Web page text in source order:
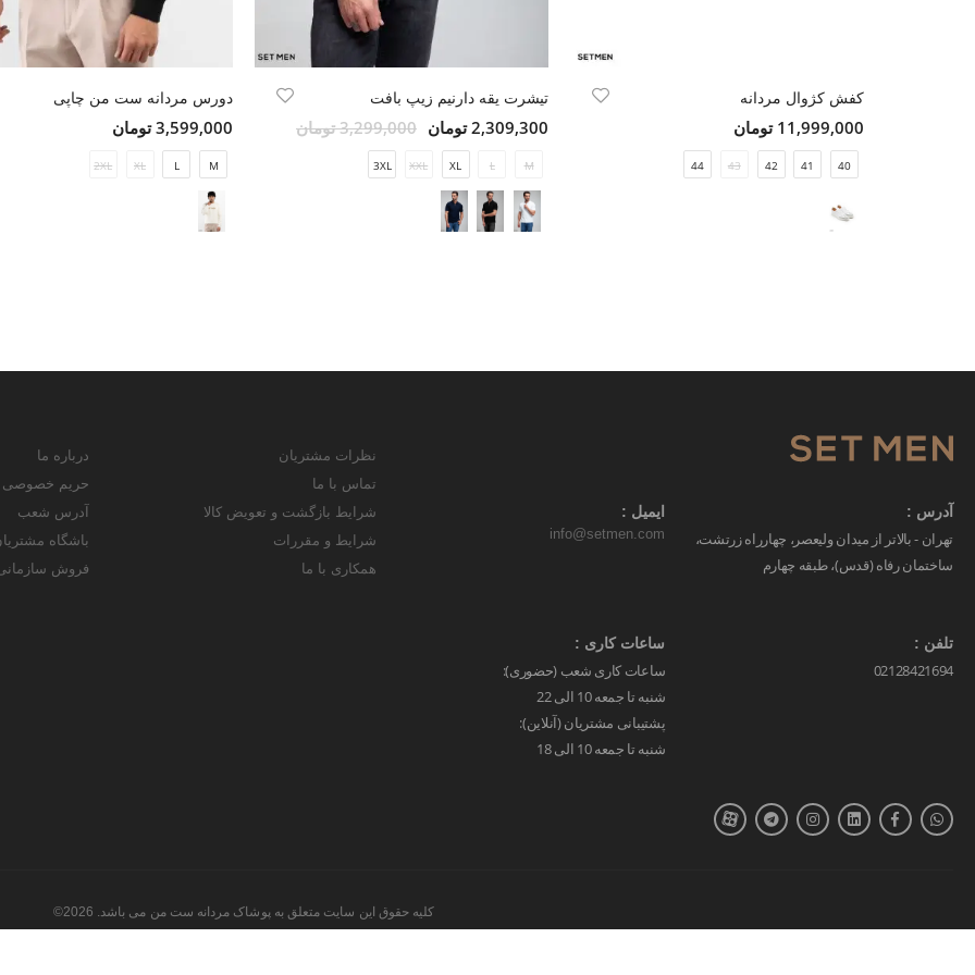
کفش کژوال مردانه
11,999,000 تومان
40
41
42
43
44
تیشرت یقه دارنیم زیپ بافت
2,309,300 تومان 3,299,000 تومان
M
L
XL
XXL
3XL
دورس مردانه ست من چاپی
3,599,000 تومان
M
L
XL
2XL
آدرس :
تهران - بالاتر از میدان ولیعصر، چهارراه زرتشت،
ساختمان رفاه (قدس)، طبقه چهارم
ایمیل :
info@setmen.com
تلفن :
02128421694
ساعات کاری :
ساعات کاری شعب (حضوری):
شنبه تا جمعه 10 الی 22
پشتیبانی مشتریان (آنلاین):
شنبه تا جمعه 10 الی 18
نظرات مشتریان
تماس با ما
شرایط بازگشت و تعویض کالا
شرایط و مقررات
همکاری با ما
درباره ما
حریم خصوصی
آدرس شعب
باشگاه
فروش
کلیه حقوق این سایت متعلق به پوشاک مردانه ست من می باشد. 2026©